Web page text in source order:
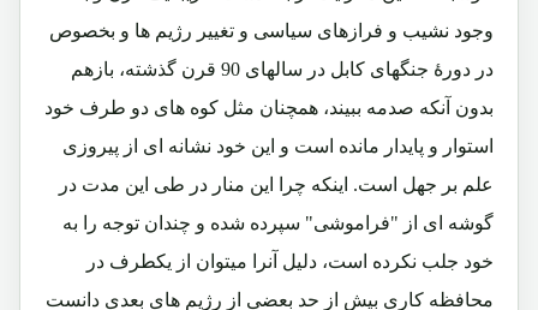
وجود نشیب و فرازهای سیاسی و تغییر رژیم ها و بخصوص
در دورۀ جنگهای کابل در سالهای 90 قرن گذشته، بازهم
بدون آنکه صدمه ببیند، همچنان مثل کوه های دو طرف خود
استوار و پایدار مانده است و این خود نشانه ای از پیروزی
علم بر جهل است. اینکه چرا این منار در طی این مدت در
گوشه ای از "فراموشی" سپرده شده و چندان توجه را به
خود جلب نکرده است، دلیل آنرا میتوان از یکطرف در
محافظه کاری بیش از حد بعضی از رژیم های بعدی دانست